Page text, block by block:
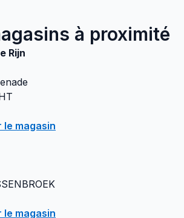
à proximité
Rijn
le magasin
le magasin